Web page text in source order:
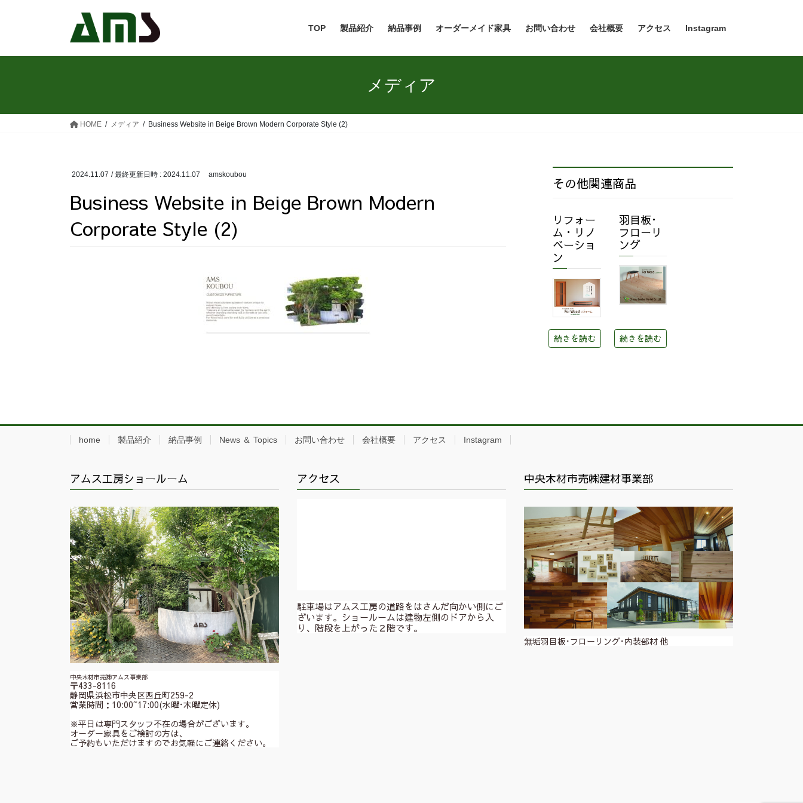
TOP 製品紹介 納品事例 オーダーメイド家具 お問い合わせ 会社概要 アクセス Instagram
メディア
HOME メディア Business Website in Beige Brown Modern Corporate Style (2)
2024.11.07 / 最終更新日時 : 2024.11.07 amskoubou
Business Website in Beige Brown Modern
Corporate Style (2)
その他関連商品
リフォー
ム・リノ
ベーショ
ン
続きを読む
羽目板･
フローリ
ング
続きを読む
home 製品紹介 納品事例 News ＆ Topics お問い合わせ 会社概要 アクセス Instagram
アムス工房ショールーム
中央木材市売㈱アムス事業部
〒433-8116
静岡県浜松市中央区西丘町259-2
営業時間：10:00~17:00(水曜･木曜定休)
※平日は専門スタッフ不在の場合がございます。
オーダー家具をご検討の方は、
ご予約もいただけますのでお気軽にご連絡ください。
アクセス
駐車場はアムス工房の道路をはさんだ向かい側にご
ざいます。ショールームは建物左側のドアから入
り、階段を上がった２階です。
中央木材市売㈱建材事業部
無垢羽目板･フローリング･内装部材 他